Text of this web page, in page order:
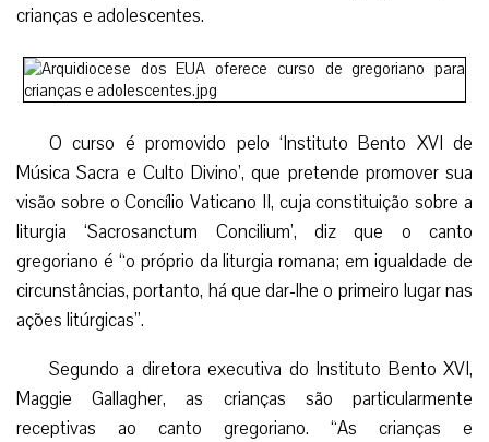
crianças e adolescentes.
O curso é promovido pelo ‘Instituto Bento XVI de
Música Sacra e Culto Divino’, que pretende promover sua
visão sobre o Concílio Vaticano II, cuja constituição sobre a
liturgia ‘Sacrosanctum Concilium’, diz que o canto
gregoriano é “o próprio da liturgia romana; em igualdade de
circunstâncias, portanto, há que dar-lhe o primeiro lugar nas
ações litúrgicas”.
Segundo a diretora executiva do Instituto Bento XVI,
Maggie Gallagher, as crianças são particularmente
receptivas ao canto gregoriano. “As crianças e